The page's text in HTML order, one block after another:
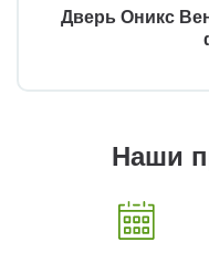
Дверь Оникс
Наши